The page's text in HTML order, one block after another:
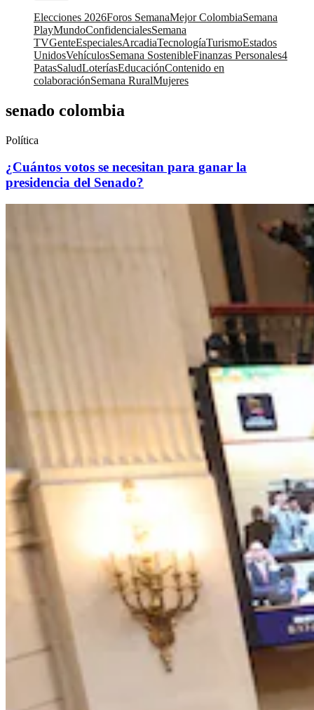
Elecciones 2026Foros SemanaMejor ColombiaSemana
PlayMundoConfidencialesSemana
TVGenteEspecialesArcadiaTecnologíaTurismoEstados
UnidosVehículosSemana SostenibleFinanzas Personales4
PatasSaludLoteríasEducaciónContenido en
colaboraciónSemana RuralMujeres
senado colombia
Política
¿Cuántos votos se necesitan para ganar la
presidencia del Senado?